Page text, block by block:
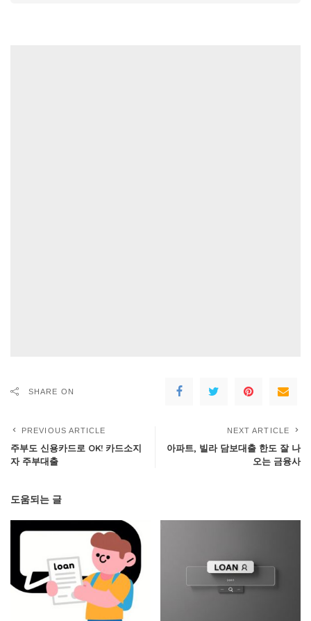
SHARE ON
PREVIOUS ARTICLE
주부도 신용카드로 OK! 카드소지
자 주부대출
NEXT ARTICLE
아파트, 빌라 담보대출 한도 잘 나
오는 금융사
도움되는 글